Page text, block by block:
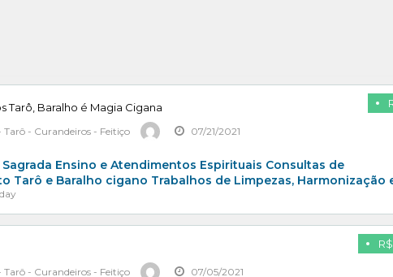
Tarô, Baralho é Magia Cigana
Tarô - Curandeiros - Feitiço 07/21/2021
Sagrada Ensino e Atendimentos Espirituais Consultas de
Tarô e Baralho cigano Trabalhos de Limpezas, Harmonização
Tarô - Curandeiros - Feitiço 07/05/2021